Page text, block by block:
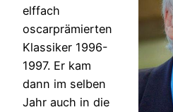
elffach
oscarprämierten
Klassiker 1996-
1997. Er kam
dann im selben
Jahr auch in die